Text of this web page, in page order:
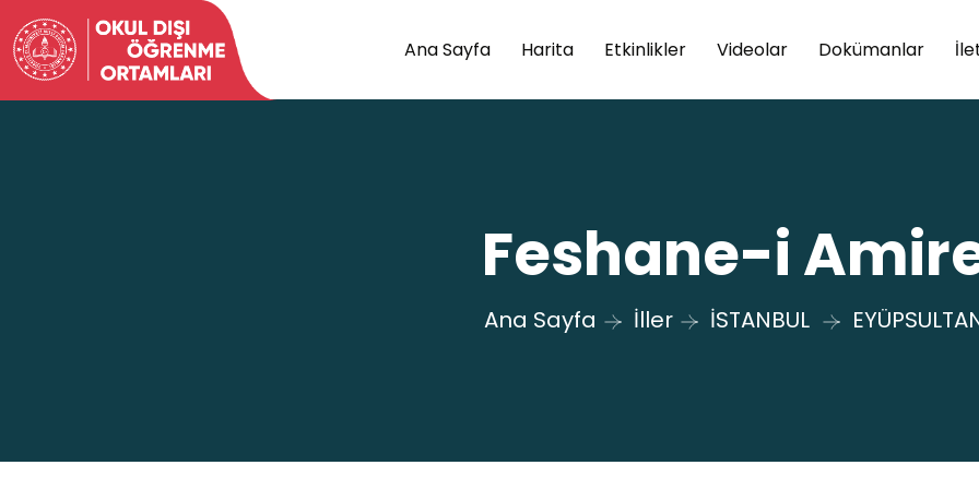
Ana Sayfa Harita Etkinlikler Videolar Dokümanlar
Feshane-i
Ana Sayfa İller İSTANBUL